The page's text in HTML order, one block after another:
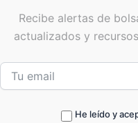
Recibe alertas de
actualizados y
He leído y